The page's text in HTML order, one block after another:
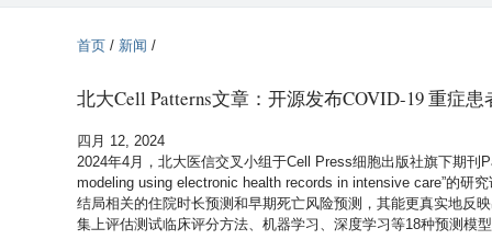
首页 / 新闻 /
北大Cell Patterns文章：开源发布COVID-19 重症
四月 12, 2024
2024年4月，北大医信交叉小组于Cell Press细胞出版社旗下期
modeling using electronic health records in intensive care”的
结局相关的住院时长预测和早期死亡风险预测，其能更真实地反
集上评估测试临床评分方法、机器学习、深度学习等18种预测模